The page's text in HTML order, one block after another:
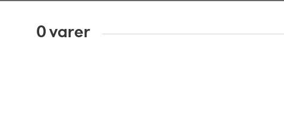
0varer